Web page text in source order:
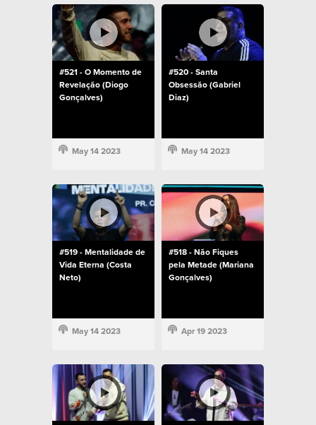
#521 - O Momento de
Revelação (Diogo
Gonçalves)
May 14 2023
#520 - Santa
Obsessão (Gabriel
Diaz)
May 14 2023
#519 - Mentalidade de
Vida Eterna (Costa
Neto)
May 14 2023
#518 - Não Fiques
pela Metade (Mariana
Gonçalves)
Apr 19 2023